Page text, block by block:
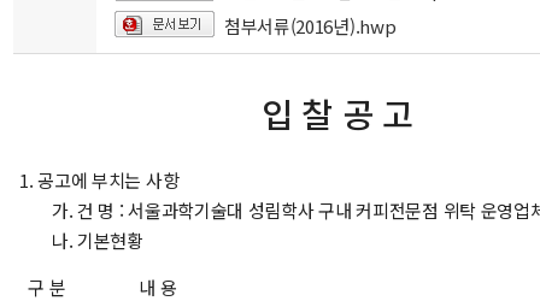
첨부서류(2016년).hwp
입 찰 공 고
1. 공고에 부치는 사항
가. 건 명 : 서울과학기술대 성림학사 구내 커피전문점 위탁 운영업
나. 기본현황
구 분
내 용